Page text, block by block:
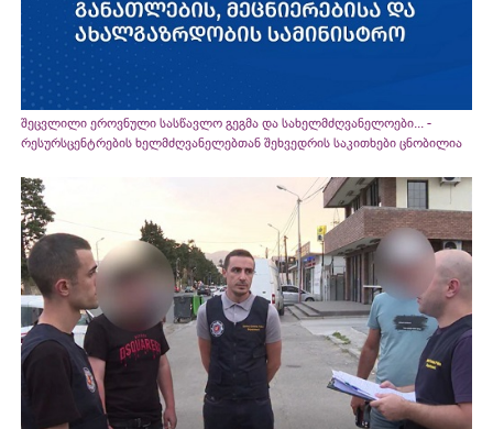
შეცვლილი ეროვნული სასწავლო გეგმა და სახელმძღვანელოები... -
რესურსცენტრების ხელმძღვანელებთან შეხვედრის საკითხები ცნობილია